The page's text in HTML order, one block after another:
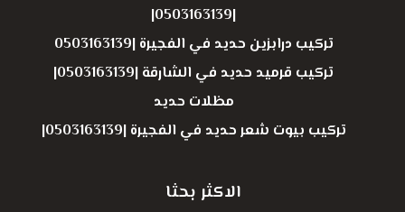
|0503163139|
تركيب درابزين حديد في الفجيرة |0503163139
تركيب قرميد حديد في الشارقة |0503163139|
مظلات حديد
تركيب بيوت شعر حديد في الفجيرة |0503163139|
الاكثر بحثا